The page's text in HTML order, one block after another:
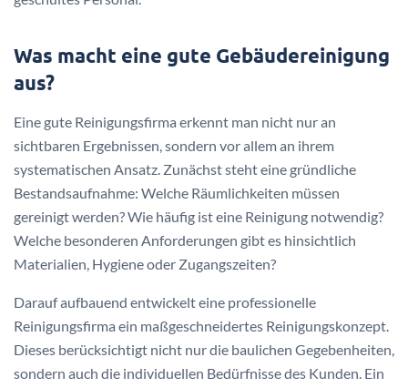
Was macht eine gute Gebäudereinigung
aus?
Eine gute Reinigungsfirma erkennt man nicht nur an
sichtbaren Ergebnissen, sondern vor allem an ihrem
systematischen Ansatz. Zunächst steht eine gründliche
Bestandsaufnahme: Welche Räumlichkeiten müssen
gereinigt werden? Wie häufig ist eine Reinigung notwendig?
Welche besonderen Anforderungen gibt es hinsichtlich
Materialien, Hygiene oder Zugangszeiten?
Darauf aufbauend entwickelt eine professionelle
Reinigungsfirma ein maßgeschneidertes Reinigungskonzept.
Dieses berücksichtigt nicht nur die baulichen Gegebenheiten,
sondern auch die individuellen Bedürfnisse des Kunden. Ein